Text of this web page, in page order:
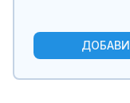
ДОБАВИ